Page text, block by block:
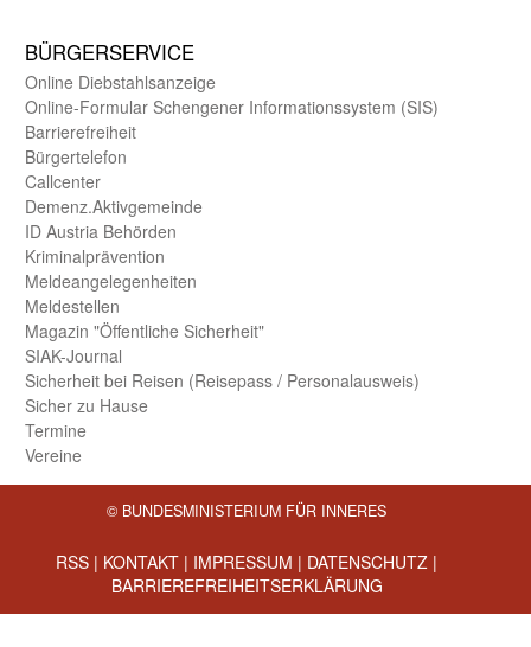
BÜRGER­SERVICE
Online Diebstahls­anzeige
Online-Formular Schengener Informationssystem (SIS)
Barriere­freiheit
Bürger­telefon
Call­center
Demenz.Aktiv­gemeinde
ID Austria Behörden
Kriminal­prävention
Melde­an­ge­le­gen­heiten
Meld­estellen
Magazin "Öffentliche Sicherheit"
SIAK-Journal
Sicherheit bei Reisen (Reise­pass / Personal­ausweis)
Sicher zu Hause
Termine
Vereine
© BUNDESMINISTERIUM FÜR INNERES
RSS | KONTAKT | IMPRESSUM | DATENSCHUTZ |
BARRIEREFREIHEITSERKLÄRUNG